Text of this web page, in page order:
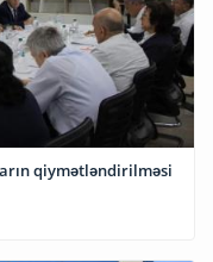
qiymətləndirilməsi